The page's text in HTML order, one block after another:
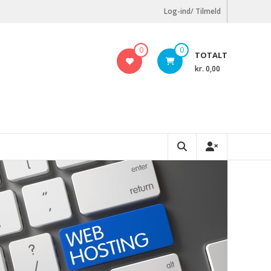
Log-ind/ Tilmeld
0 0 TOTALT
kr. 0,00